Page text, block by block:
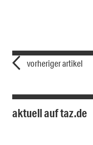
vorheriger artikel
aktuell auf taz.de